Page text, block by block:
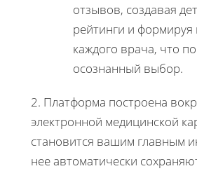
отзывов, создавая
рейтинги и
каждого врача, что
осознанный выбор.
2. Платформа построена
электронной медицинской
становится вашим главным
нее автоматически